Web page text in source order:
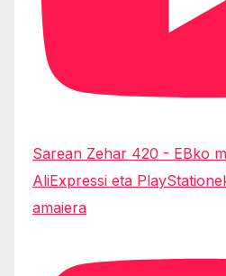
Sarean Zehar 420 - EBko
AliExpressi eta
amaiera